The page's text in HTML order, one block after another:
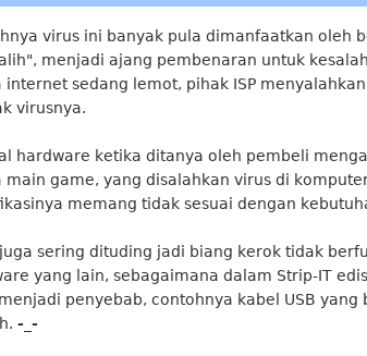
virus ini banyak pula dimanfaatkan oleh
menjadi ajang pembenaran untuk
internet sedang lemot, pihak ISP
virusnya.
hardware ketika ditanya oleh pembeli
main game, yang disalahkan virus di
memang tidak sesuai dengan
sering dituding jadi biang kerok tidak
yang lain, sebagaimana dalam Strip-IT
penyebab, contohnya kabel USB
-_-